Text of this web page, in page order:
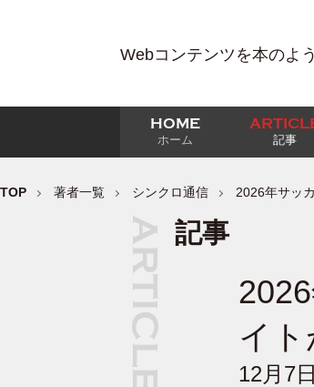
Webコンテンツを本のよ
HOME
ホーム 記事
TOP 著者一覧 シンクロ通信 2026年サッ
記事
イ
12月7